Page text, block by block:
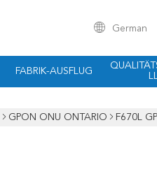
German
FABRIK-AUSFLUG
GPON ONU ONTARIO F670L